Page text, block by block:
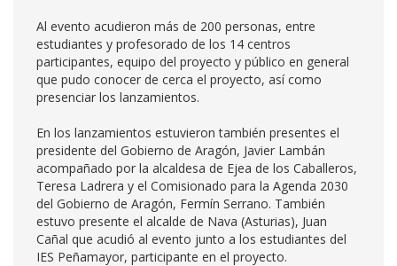
Al evento acudieron más de 200 personas, entre
estudiantes y profesorado de los 14 centros
participantes, equipo del proyecto y público en general
que pudo conocer de cerca el proyecto, así como
presenciar los lanzamientos.
En los lanzamientos estuvieron también presentes el
presidente del Gobierno de Aragón, Javier Lambán
acompañado por la alcaldesa de Ejea de los Caballeros,
Teresa Ladrera y el Comisionado para la Agenda 2030
del Gobierno de Aragón, Fermín Serrano. También
estuvo presente el alcalde de Nava (Asturias), Juan
Cañal que acudió al evento junto a los estudiantes del
IES Peñamayor, participante en el proyecto.